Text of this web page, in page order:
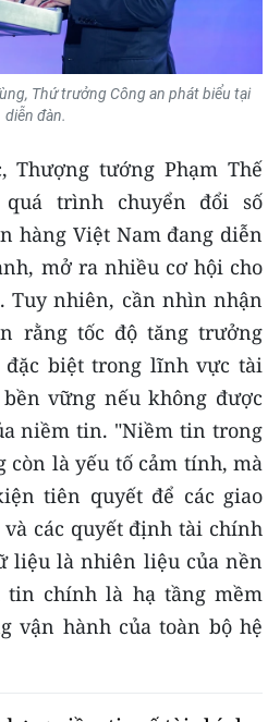
Bộ và Tây
Minh
Thứ trưởng Công an phát biểu tại
diễn đàn.
Thượng tướng Phạm Thế
trình chuyển đổi số
hàng Việt Nam đang diễn
mở ra nhiều cơ hội cho
Tuy nhiên, cần nhìn nhận
rằng tốc độ tăng trưởng
biệt trong lĩnh vực tài
vững nếu không được
niềm tin. "Niềm tin trong
còn là yếu tố cảm tính, mà
tiên quyết để các giao
các quyết định tài chính
liệu là nhiên liệu của nền
chính là hạ tầng mềm
vận hành của toàn bộ hệ